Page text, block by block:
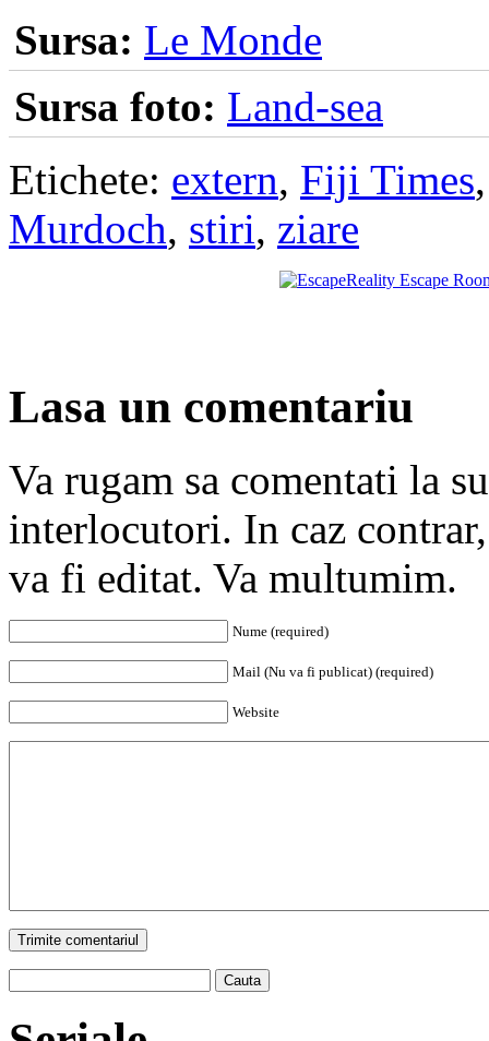
Sursa: Le Monde
Sursa foto: Land-sea
Etichete: extern, Fiji Times
Murdoch, stiri, ziare
Lasa un comentariu
Va rugam sa comentati la
interlocutori. In caz
va fi editat. Va multumim.
Nume (required)
Mail (Nu va fi publicat) (required)
Website
Trimite comentariul
Cauta